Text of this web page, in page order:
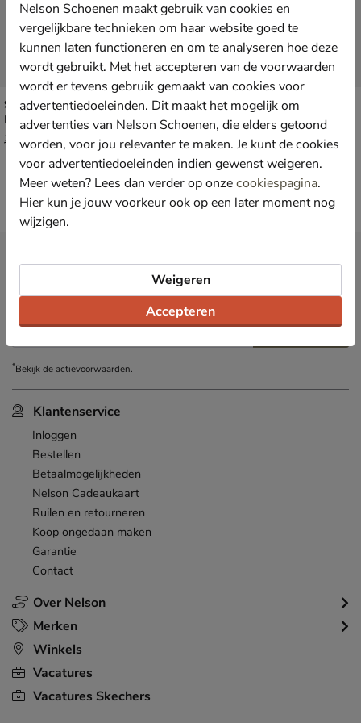
Scotch & Soda Minny
Lage sneakers - wit
van € 139,99 voor € 83,99
139 83
Scotch & Soda Nixie
Lage sneakers - wit
van € 149,99 voor € 75,00
,
Over Nelson
Klantenservice
Inloggen
Bestellen
Betaalmogelijkheden
Nelson Cadeaukaart
Ruilen en retourneren
Koop ongedaan maken
Garantie
Contact
Merken
Winkels
Vacatures
Vacatures Skechers
Ontvang € 10,- welkomstkorting*en blijf op de hoogte van leuke
acties en aanbiedingen!
Inschrijven
*Bekijk deactievoorwaarden.
Nelson Schoenen maakt gebruik van cookies en
vergelijkbare technieken om haar website goed te
kunnen laten functioneren en om te analyseren hoe deze
wordt gebruikt. Met het accepteren van de voorwaarden
wordt er tevens gebruik gemaakt van cookies voor
advertentiedoeleinden. Dit maakt het mogelijk om
advertenties van Nelson Schoenen, die elders getoond
worden, voor jou relevanter te maken. Je kunt de cookies
voor advertentiedoeleinden indien gewenst weigeren.
Meer weten? Lees dan verder op onzecookiespagina.
Hier kun je jouw voorkeur ook op een later moment nog
wijzigen.
Accepteren
Weigeren